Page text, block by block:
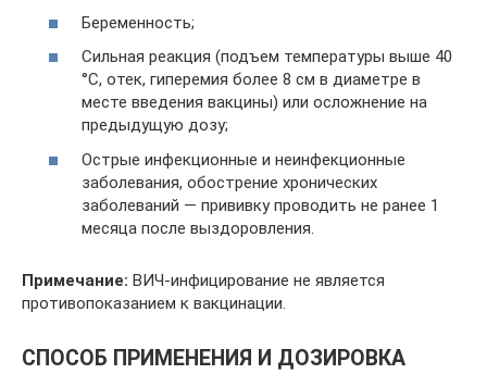
Беременность;
Сильная реакция (подъем температуры выше 40
°С, отек, гиперемия более 8 см в диаметре в
месте введения вакцины) или осложнение на
предыдущую дозу;
Острые инфекционные и неинфекционные
заболевания, обострение хронических
заболеваний — прививку проводить не ранее 1
месяца после выздоровления.
Примечание: ВИЧ-инфицирование не является
противопоказанием к вакцинации.
СПОСОБ ПРИМЕНЕНИЯ И ДОЗИРОВКА